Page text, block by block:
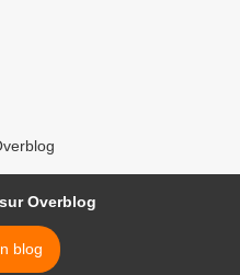
Overblog
blog